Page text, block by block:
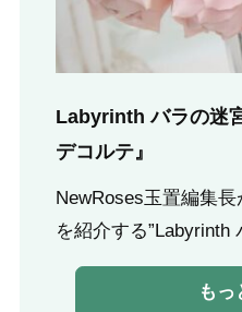
Labyrinth バラの迷
デコルテ』
NewRoses玉置編集
を紹介する”Labyrinth
もっ